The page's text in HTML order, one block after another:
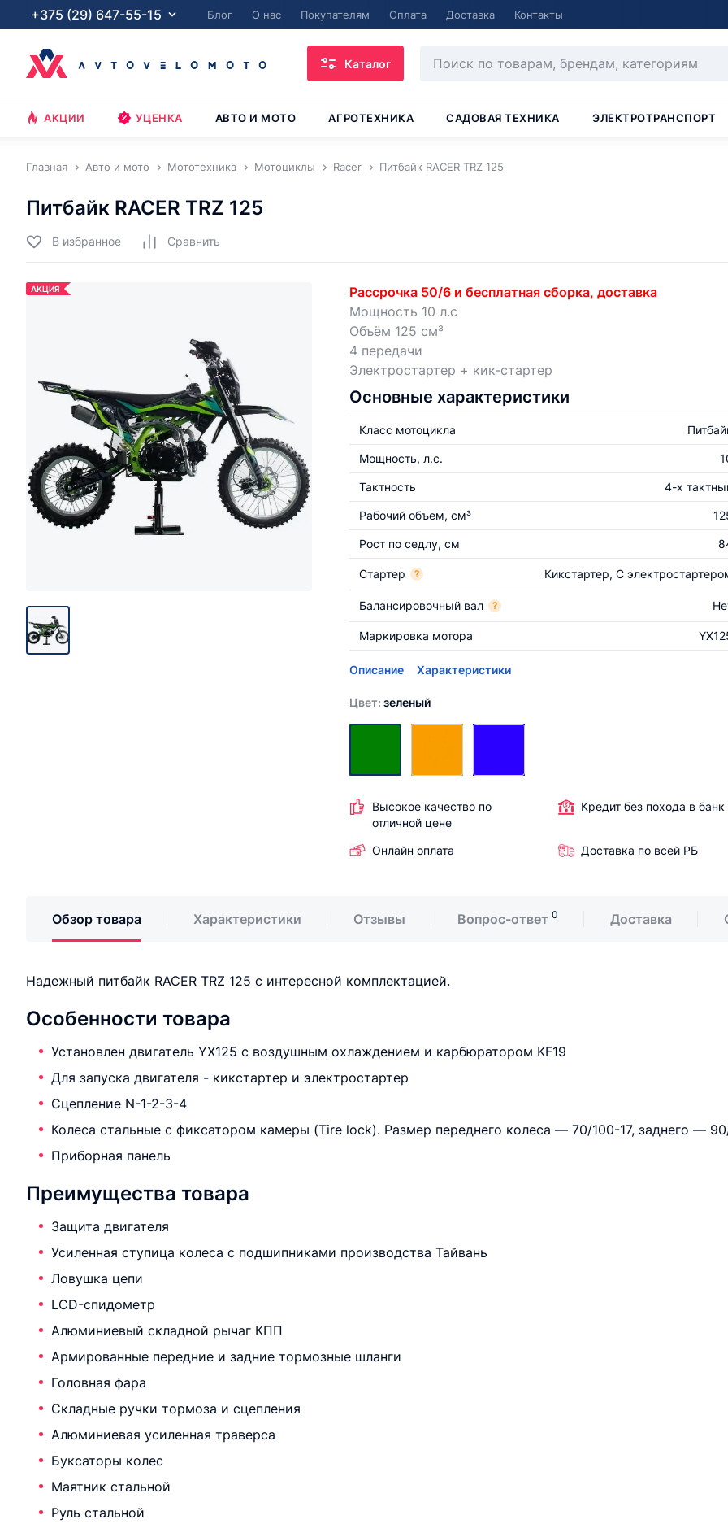
+375 (29) 647-55-15 Блог О нас Покупателям Оплата Доставка Контакты
Каталог
АКЦИИ УЦЕНКА АВТО И МОТО АГРОТЕХНИКА САДОВАЯ ТЕХНИКА ЭЛЕКТРОТРАНСПОРТ
Главная Авто и мото Мототехника Мотоциклы Racer Питбайк RACER TRZ 125
Питбайк RACER TRZ 125
В избранное Cравнить
АКЦИЯ
Рассрочка 50/6 и бесплатная сборка, доставка
Мощность 10 л.с
Объём 125 см³
4 передачи
Электростартер + кик-стартер
Основные характеристики
Класс мотоцикла
Мощность, л.с.
Тактность 4-х
Рабочий объем, см³
Рост по седлу, см
Стартер ? Кикстартер, С
Балансировочный вал ?
Маркировка мотора
Описание Характеристики
Цвет: зеленый
Высокое качество по
отличной цене
Кредит без похода в банк
Онлайн оплата Доставка по всей РБ
Обзор товара Характеристики Отзывы Вопрос-ответ 0 Доставка
Надежный питбайк RACER TRZ 125 с интересной комплектацией.
Особенности товара
Установлен двигатель YX125 с воздушным охлаждением и карбюратором KF19
Для запуска двигателя - кикстартер и электростартер
Сцепление N-1-2-3-4
Колеса стальные с фиксатором камеры (Tire lock). Размер переднего колеса — 70/100-17, заднего —
Приборная панель
Преимущества товара
Защита двигателя
Усиленная ступица колеса с подшипниками производства Тайвань
Ловушка цепи
LCD-спидометр
Алюминиевый складной рычаг КПП
Армированные передние и задние тормозные шланги
Головная фара
Складные ручки тормоза и сцепления
Алюминиевая усиленная траверса
Буксаторы колес
Маятник стальной
Руль стальной